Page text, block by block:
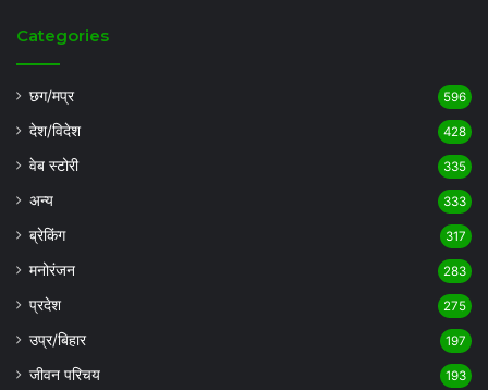
Categories
छग/मप्र 596
देश/विदेश 428
वेब स्टोरी 335
अन्य 333
ब्रेकिंग 317
मनोरंजन 283
प्रदेश 275
उप्र/बिहार 197
जीवन परिचय 193